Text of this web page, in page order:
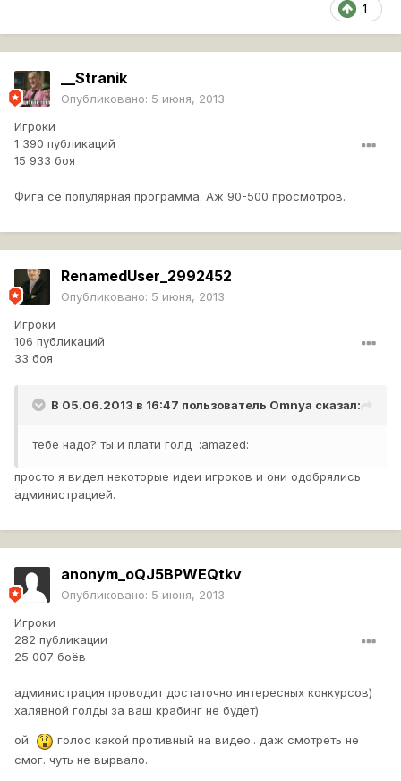
1
__Stranik
Опубликовано: 5 июня, 2013
Игроки
1 390 публикаций
15 933 боя
Фига се популярная программа. Аж 90-500 просмотров.
RenamedUser_2992452
Опубликовано: 5 июня, 2013
Игроки
106 публикаций
33 боя
В 05.06.2013 в 16:47 пользователь Omnya сказал:
тебе надо? ты и плати голд :amazed:
просто я видел некоторые идеи игроков и они одобрялись
администрацией.
anonym_oQJ5BPWEQtkv
Опубликовано: 5 июня, 2013
Игроки
282 публикации
25 007 боёв
администрация проводит достаточно интересных конкурсов)
халявной голды за ваш крабинг не будет)
ой
голос какой противный на видео.. даж смотреть не
смог. чуть не вырвало..